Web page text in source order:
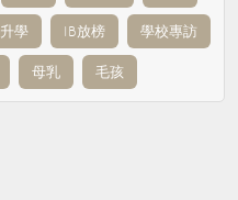
學 IB放榜 學校專訪
母乳 毛孩